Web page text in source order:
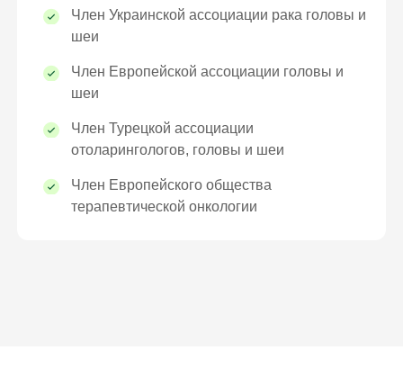
Член Украинской ассоциации рака головы и
шеи
Член Европейской ассоциации головы и
шеи
Член Турецкой ассоциации
отоларингологов, головы и шеи
Член Европейского общества
терапевтической онкологии